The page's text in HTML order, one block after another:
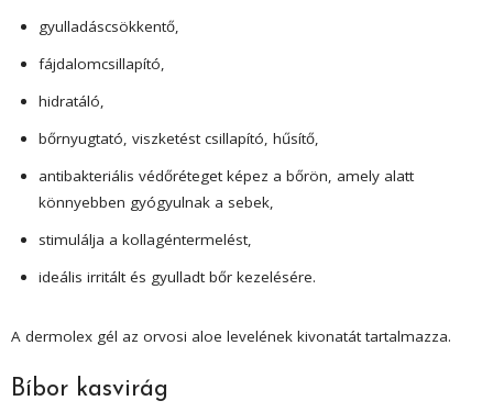
gyulladáscsökkentő,
fájdalomcsillapító,
hidratáló,
bőrnyugtató, viszketést csillapító, hűsítő,
antibakteriális védőréteget képez a bőrön, amely alatt
könnyebben gyógyulnak a sebek,
stimulálja a kollagéntermelést,
ideális irritált és gyulladt bőr kezelésére.
A dermolex gél az orvosi aloe levelének kivonatát tartalmazza.
Bíbor kasvirág